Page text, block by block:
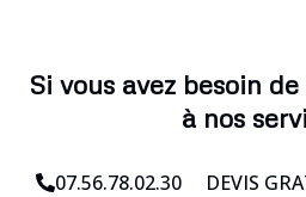
Si vous avez besoin
à nos
07.56.78.02.30 DEVIS